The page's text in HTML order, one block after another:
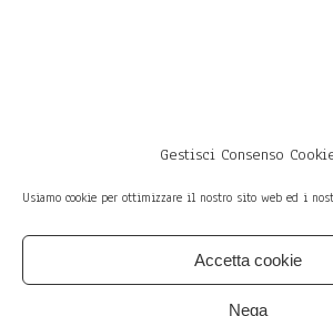
Gestisci Consenso
Usiamo cookie per ottimizzare il nostro sito web ed i
Accetta cookie
Nega
Sì — via